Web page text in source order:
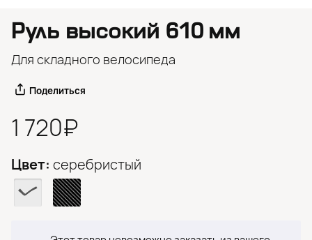
Руль высокий 610 мм
Для складного велосипеда
Поделиться
1 720₽
Цвет: серебристый